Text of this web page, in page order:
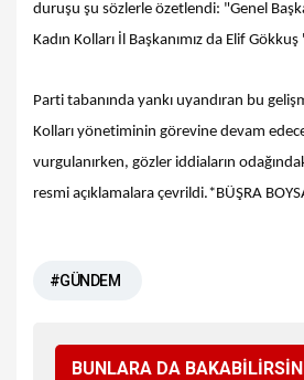
duruşu şu sözlerle özetlendi: "Genel
Kadın Kolları İl Başkanımız da Elif
Parti tabanında yankı uyandıran bu
Kolları yönetiminin görevine devam
vurgulanırken, gözler iddiaların
resmi açıklamalara çevrildi.*BÜŞRA
#GÜNDEM
BUNLARA DA